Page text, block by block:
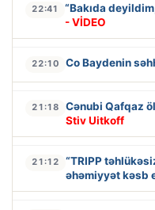
22:41
“Bakıda
- VİDEO
22:10 Co Baydenin
21:18 Cənubi Qafqaz
Stiv Uitkoff
21:12
“TRIPP
əhəmiyyət kəsb